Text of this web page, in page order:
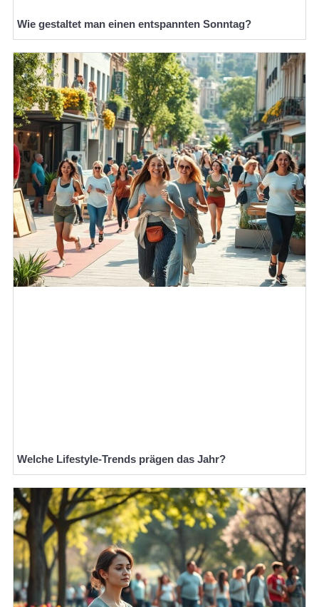
Wie gestaltet man einen entspannten Sonntag?
Welche Lifestyle-Trends prägen das Jahr?